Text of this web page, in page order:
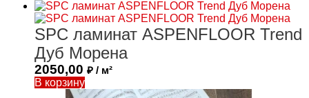
SPC ламинат ASPENFLOOR Trend
Дуб Морена
2050,00 ₽ / м²
В корзину